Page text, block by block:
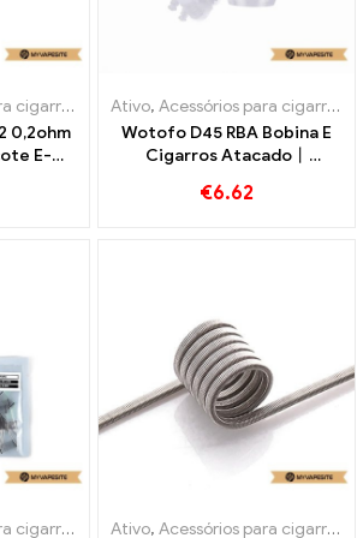
eletrônicos
0,2ohm
E-
Ativo, Acessórios para cigarros eletrônicos
Wotofo D45 RBA Bobina E
Cigarros Atacado丨
€6.62
eletrônicos Ativo, Acessórios para cigarros eletrônicos